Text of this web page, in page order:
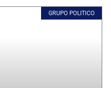
GRUPO POLITICO